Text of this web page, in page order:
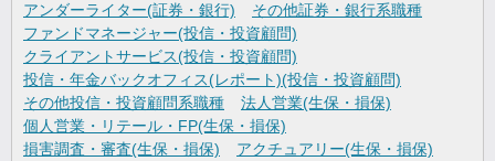
アンダーライター(証券・銀行)
その他証券・銀行系職種
ファンドマネージャー(投信・投資顧問)
クライアントサービス(投信・投資顧問)
投信・年金バックオフィス(レポート)(投信・投資顧問)
その他投信・投資顧問系職種
法人営業(生保・損保)
個人営業・リテール・FP(生保・損保)
損害調査・審査(生保・損保)
アクチュアリー(生保・損保)